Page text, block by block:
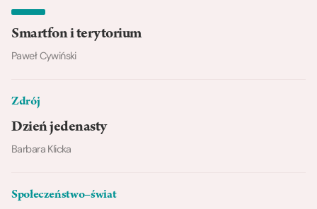
Smartfon i terytorium
Paweł Cywiński
Zdrój
Dzień jedenasty
Barbara Klicka
Społeczeństwo–świat